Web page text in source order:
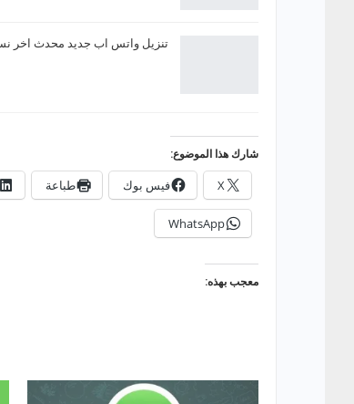
تنزيل واتس اب جديد محدث اخر
شارك هذا الموضوع:
X فيس بوك طباعة
WhatsApp
معجب بهذه: